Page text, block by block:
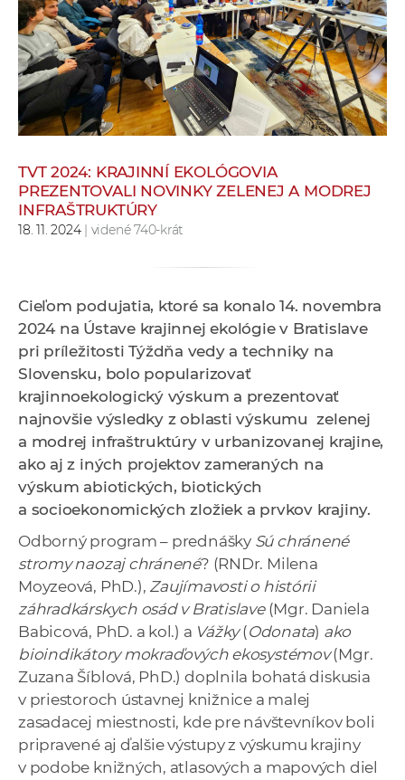
e
v
p
r
a
c
n
c
h
r
a
c
n
A
TVT 2024: KRAJINNÍ EKOLÓGOVIA
PREZENTOVALI NOVINKY ZELENEJ A MODREJ
INFRAŠTRUKTÚRY
18. 11. 2024| videné 740-krát
Cieľom podujatia, ktoré sa konalo 14. novembra
2024 na Ústave krajinnej ekológie v Bratislave
pri príležitosti Týždňa vedy a techniky na
Slovensku, bolo popularizovať
krajinnoekologický výskum a prezentovať
najnovšie výsledky z oblasti výskumu zelenej
a modrej infraštruktúry v urbanizovanej krajine,
ako aj z iných projektov zameraných na
výskum abiotických, biotických
a socioekonomických zložiek a prvkov krajiny.
Odborný program – prednášky Sú chránené
stromy naozaj chránené? (RNDr. Milena
Moyzeová, PhD.), Zaujímavosti o histórii
záhradkárskych osád v Bratislave(Mgr. Daniela
Babicová, PhD. a kol.) a Vážky(Odonata) ako
bioindikátory mokraďových ekosystémov(Mgr.
Zuzana Šíblová, PhD.) doplnila bohatá diskusia
v priestoroch ústavnej knižnice a malej
zasadacej miestnosti, kde pre návštevníkov boli
pripravené aj ďalšie výstupy z výskumu krajiny
v podobe knižných, atlasových a mapových diel